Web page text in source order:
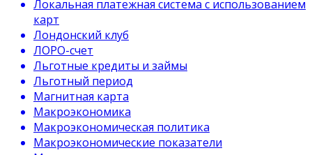
Локальная платежная система с использованием
карт
Лондонский клуб
ЛОРО-счет
Льготные кредиты и займы
Льготный период
Магнитная карта
Макроэкономика
Макроэкономическая политика
Макроэкономические показатели